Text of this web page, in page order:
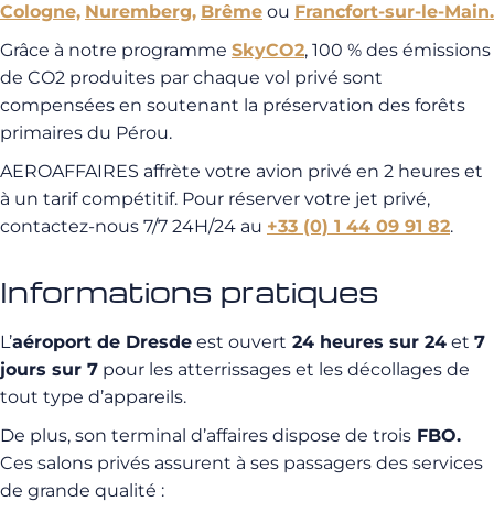
Cologne, Nuremberg, Brême ou Francfort-sur-le-Main.
Grâce à notre programme SkyCO2, 100 % des émissions
de CO2 produites par chaque vol privé sont
compensées en soutenant la préservation des forêts
primaires du Pérou.
AEROAFFAIRES affrète votre avion privé en 2 heures et
à un tarif compétitif. Pour réserver votre jet privé,
contactez-nous 7/7 24H/24 au +33 (0) 1 44 09 91 82.
Informations pratiques
L’aéroport de Dresde est ouvert 24 heures sur 24 et 7
jours sur 7 pour les atterrissages et les décollages de
tout type d’appareils.
De plus, son terminal d’affaires dispose de trois FBO.
Ces salons privés assurent à ses passagers des services
de grande qualité :